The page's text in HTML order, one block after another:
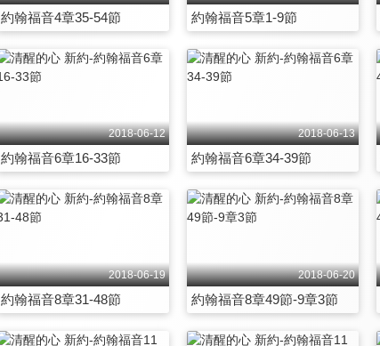
約翰福音4章35-54節 約翰福音5章1-9節
2018-06-12
約翰福音6章16-33節
2018-06-13
約翰福音6章34-39節
2018-06-19
約翰福音8章31-48節
2018-06-20
約翰福音8章49節-9章3節